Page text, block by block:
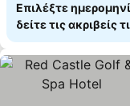
Επιλέξτε
δείτε τις ακριβείς